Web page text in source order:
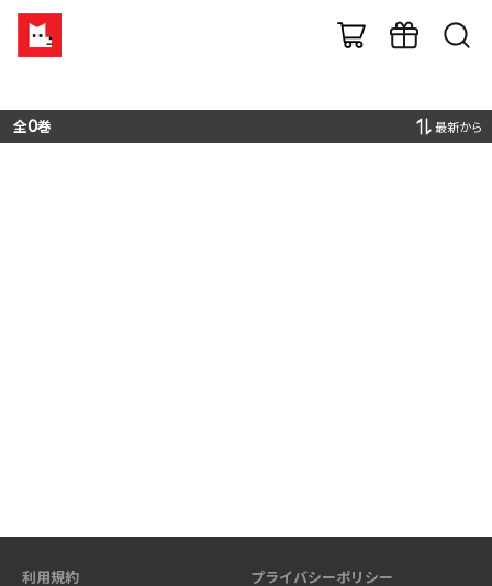
全0巻 最新から
利用規約 プライバシーポリシー